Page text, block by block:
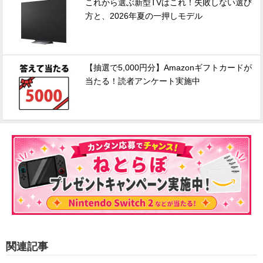
これから選ぶ新型TVはこれ！失敗しない選び
方と、2026年夏の一押しモデル
【抽選で5,000円分】Amazonギフトカードが
当たる！読者アンケート実施中
関連記事